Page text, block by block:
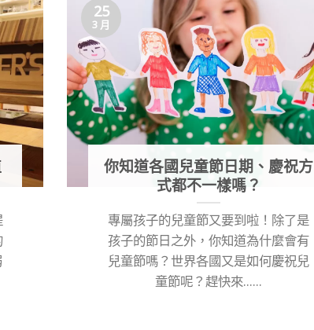
你知道各國兒童節日期、慶祝方
式都不一樣嗎？
專屬孩子的兒童節又要到啦！除了是
孩子的節日之外，你知道為什麼會有
兒童節嗎？世界各國又是如何慶祝兒
童節呢？趕快來......
25
3 月